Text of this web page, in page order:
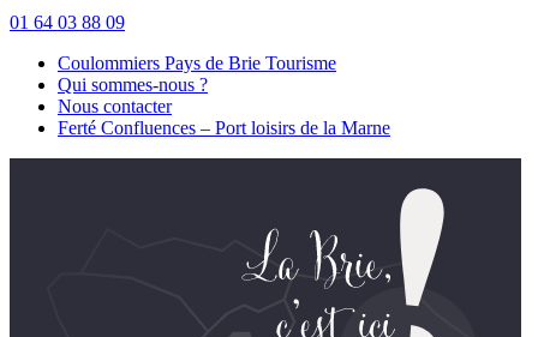
01 64 03 88 09
Coulommiers Pays de Brie Tourisme
Qui sommes-nous ?
Nous contacter
Ferté Confluences – Port loisirs de la Marne